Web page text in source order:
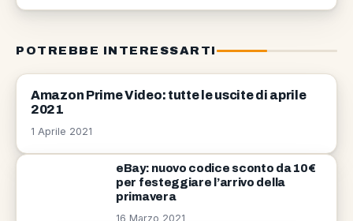
POTREBBE INTERESSARTI
AMAZON
Amazon Prime Video: tutte le uscite di aprile
2021
1 Aprile 2021
eBay: nuovo codice sconto da 10€
per festeggiare l’arrivo della
primavera
16 Marzo 2021